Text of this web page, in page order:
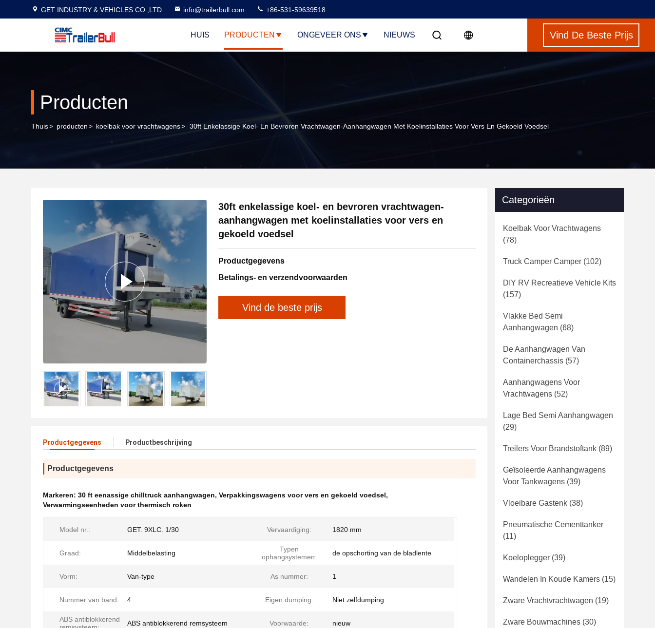
GET INDUSTRY & VEHICLES CO.,LTD info@trailerbull.com +86-531-59639518
HUIS PRODUCTEN ONGEVEER ONS NIEUWS Vind De Beste Prijs
Producten
Thuis> producten> koelbak voor vrachtwagens> 30ft Enkelassige Koel- En Bevroren Vrachtwagen-Aanhangwagen Met Koelinstallaties Voor Vers En Gekoeld Voedsel
30ft enkelassige koel- en bevroren vrachtwagen-
aanhangwagen met koelinstallaties voor vers en
gekoeld voedsel
Productgegevens
Betalings- en verzendvoorwaarden
Vind de beste prijs
Productgegevens Productbeschrijving
Productgegevens
Markeren: 30 ft eenassige chilltruck aanhangwagen, Verpakkingswagens voor vers en gekoeld voedsel,
Verwarmingseenheden voor thermisch roken
Model nr.: GET. 9XLC. 1/30 Vervaardiging: 1820 mm
Graad: Middelbelasting
Typen
ophangsystemen:
de opschorting van de bladlente
Vorm: Van-type As nummer: 1
Nummer van band: 4 Eigen dumping: Niet zelfdumping
ABS antiblokkerend
ABS antiblokkerend remsysteem Voorwaarde: nieuw
Categorieën
Koelbak Voor Vrachtwagens
(78)
Truck Camper Camper (102)
DIY RV Recreatieve Vehicle Kits
(157)
Vlakke Bed Semi
Aanhangwagen (68)
De Aanhangwagen Van
Containerchassis (57)
Aanhangwagens Voor
Vrachtwagens (52)
Lage Bed Semi Aanhangwagen
(29)
Treilers Voor Brandstoftank (89)
Geïsoleerde Aanhangwagens
Voor Tankwagens (39)
Vloeibare Gastenk (38)
Pneumatische Cementtanker
(11)
Koeloplegger (39)
Wandelen In Koude Kamers (15)
Zware Vrachtvrachtwagen (19)
Zware Bouwmachines (30)